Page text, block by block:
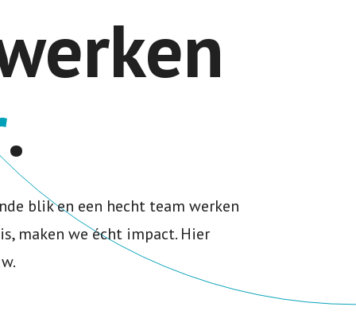
.
blik en een hecht team werken
maken we écht impact. Hier